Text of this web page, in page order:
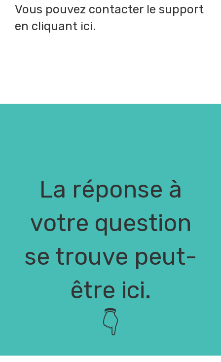
Vous pouvez contacter le support
en cliquant ici.
La réponse à
votre question
se trouve peut-
être ici.
👇